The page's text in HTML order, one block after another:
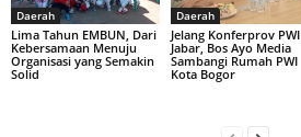
Daerah
Lima Tahun EMBUN, Dari
Kebersamaan Menuju
Organisasi yang Semakin
Solid
Daerah
Jelang Konferprov PWI
Jabar, Bos Ayo Media
Sambangi Rumah PWI
Kota Bogor